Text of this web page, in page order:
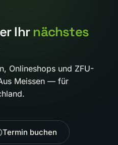
Ihr nächstes
Onlineshops und ZFU-
Meissen — für
Termin buchen